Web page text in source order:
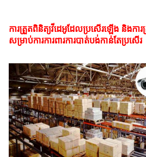
ការត្រួតពិនិត្យវីដេអូដែលប្រសើរឡើង និងការ
សម្រាប់ការការពារការបាត់បង់កាន់តែប្រសើរ